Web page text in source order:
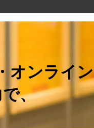
オンライ
、